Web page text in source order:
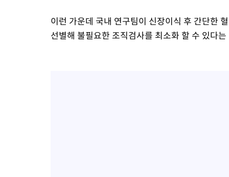
이런 가운데 국내 연구팀이 신장이식 후 간단한
선별해 불필요한 조직검사를 최소화 할 수 있다